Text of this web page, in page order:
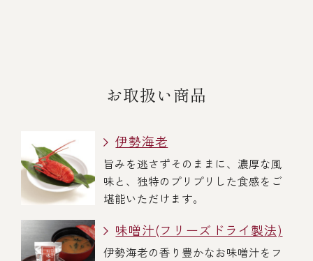
お取扱い商品
伊勢海老
旨みを逃さずそのままに、濃厚な風
味と、独特のプリプリした食感をご
堪能いただけます。
味噌汁(フリーズドライ製法)
伊勢海老の香り豊かなお味噌汁をフ